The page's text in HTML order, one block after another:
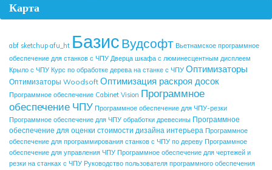
Карта
abf sketchup afu_ht БазисВудсофт Вьетнамское программное
обеспечение для станков с ЧПУ Дверца шкафа с люминесцентным дисплеем
Крыло с ЧПУ Курс по обработке дерева на станке с ЧПУ Оптимизаторы
Оптимизаторы Woodsoft Оптимизация раскроя досок
Программное обеспечение Cabinet Vision Программное
обеспечение ЧПУ Программное обеспечение для ЧПУ-резки
Программное обеспечение для ЧПУ обработки древесины Программное
обеспечение для оценки стоимости дизайна интерьера Программное
обеспечение для программирования станков с ЧПУ по дереву Программное
обеспечение для управления ЧПУ Программное обеспечение для чертежей и
резки на станках с ЧПУ Руководство пользователя программного обеспечения